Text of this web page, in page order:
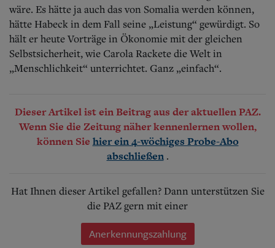
wäre. Es hätte ja auch das von Somalia werden können,
hätte Habeck in dem Fall seine „Leistung“ gewürdigt. So
hält er heute Vorträge in Ökonomie mit der gleichen
Selbstsicherheit, wie Carola Rackete die Welt in
„Menschlichkeit“ unterrichtet. Ganz „einfach“.
Dieser Artikel ist ein Beitrag aus der aktuellen PAZ.
Wenn Sie die Zeitung näher kennenlernen wollen,
können Sie hier ein 4-wöchiges Probe-Abo
abschließen .
Hat Ihnen dieser Artikel gefallen? Dann unterstützen Sie
die PAZ gern mit einer
Anerkennungszahlung